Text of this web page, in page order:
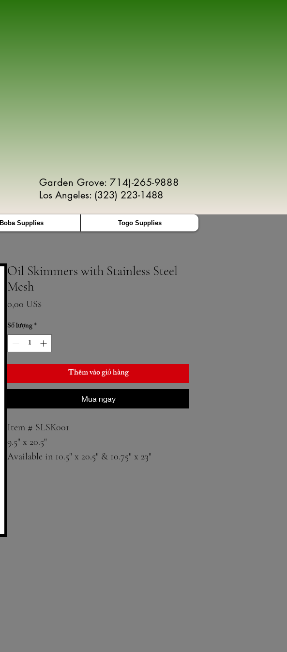
Garden Grove: 714)-265-9888
Los Angeles: (323) 223-1488
Boba Supplies Togo Supplies
Oil Skimmers with Stainless Steel
Mesh
0,00 US$
Số lượng*
Thêm vào giỏ hàng
Mua ngay
Item # SLSK001
9.5" x 20.5"
Available in 10.5" x 20.5" & 10.75" x 23"